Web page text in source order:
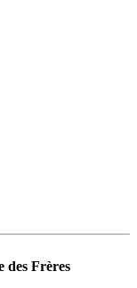
des Frères